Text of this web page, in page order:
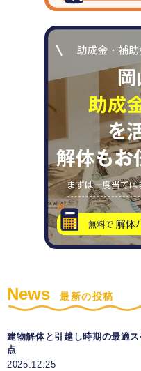
News 最新の投稿
建物解体と引越し時期の最適
点
2025.12.25